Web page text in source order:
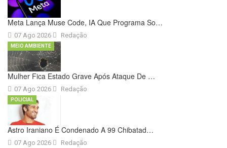
Meta Lança Muse Code, IA Que Programa So…
07 Ago 2026 Redação
Mulher Fica Estado Grave Após Ataque De …
07 Ago 2026
MEIO AMBIENTE
Redação
Astro Iraniano É Condenado A 99 Chibatad…
07 Ago 2026
POLICIAL
Redação